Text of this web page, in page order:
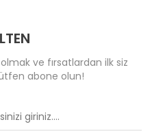
ve fırsatlardan ilk siz
abone olun!